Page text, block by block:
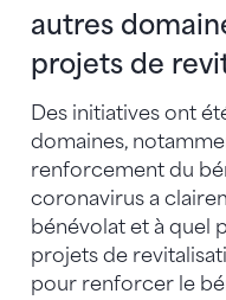
autres
projets de
Des initiatives ont
domaines,
renforcement du
coronavirus a
bénévolat et à quel
projets de
pour renforcer le